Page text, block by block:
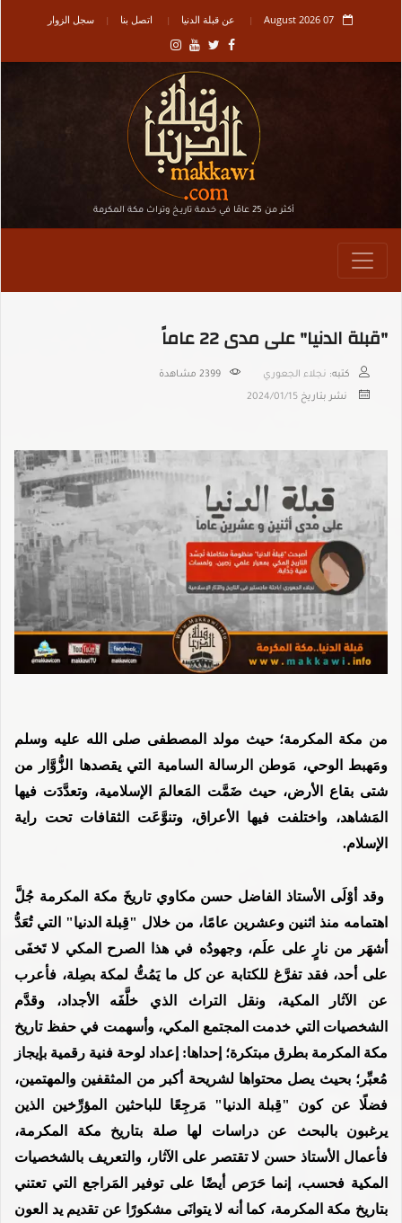
07 August 2026 عن قبلة الدنيا اتصل بنا سجل الزوار
أكثر من 25 عامًا في خدمة تاريـخ وتراث مكة المكرمة
"قبلة الدنيا" على مدى 22 عاماً
كتبه: نجلاء الجعوري 2399 مشاهدة
نشر بتاريخ 2024/01/15
من مكة المكرمة؛ حيث مولد المصطفى صلى الله عليه وسلم
ومَهبط الوحي، مَوطن الرسالة السامية التي يقصدها الزُّوَّار من
شتى بقاع الأرض، حيث ضَمَّت المَعالمَ الإسلامية، وتعدَّدَت فيها
المَشاهد، واختلفت فيها الأعراق، وتنوَّعَت الثقافات تحت راية
الإسلام.
وقد أوْلَى الأستاذ الفاضل حسن مكاوي تاريخَ مكة المكرمة جُلَّ
اهتمامه منذ اثنين وعشرين عامًا، من خلال "قِبلة الدنيا" التي تُعَدُّ
أشهَر من نارٍ على علَم، وجهودُه في هذا الصرح المكي لا تَخفَى
على أحد، فقد تفرَّغ للكتابة عن كل ما يَمُتُّ لمكة بصِلة، فأعرب
عن الآثار المكية، ونقل التراث الذي خلَّفَه الأجداد، وقدَّم
الشخصيات التي خدمت المجتمع المكي، وأسهمت في حفظ تاريخ
مكة المكرمة بطرق مبتكرة؛ إحداها: إعداد لوحة فنية رقمية بإيجاز
مُعبِّر؛ بحيث يصل محتواها لشريحة أكبر من المثقفين والمهتمين،
فضلًا عن كون "قِبلة الدنيا" مَرجِعًا للباحثين المؤرِّخين الذين
يرغبون بالبحث عن دراسات لها صلة بتاريخ مكة المكرمة،
فأعمال الأستاذ حسن لا تقتصر على الآثار، والتعريف بالشخصيات
المكية فحسب، إنما حَرَص أيضًا على توفير المَراجع التي تعتني
بتاريخ مكة المكرمة، كما أنه لا يتوانَى مشكورًا عن تقديم يد العون